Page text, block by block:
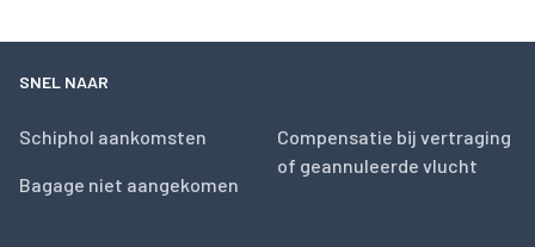
SNEL NAAR
Schiphol aankomsten
Bagage niet aangekomen
Compensatie bij vertraging
of geannuleerde vlucht